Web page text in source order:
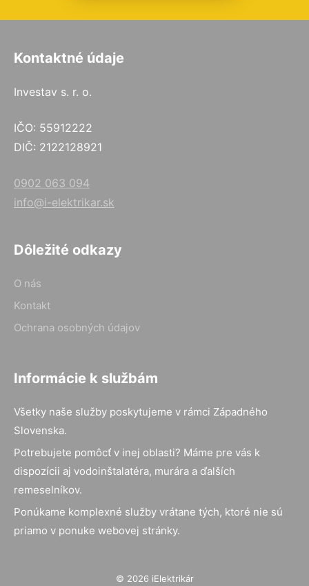
Kontaktné údaje
Investav s. r. o.
IČO: 55912222
DIČ: 2122128921
0902 063 094
info@i-elektrikar.sk
Dôležité odkazy
O nás
Kontakt
Ochrana osobných údajov
Informácie k službám
Všetky naše služby poskytujeme v rámci Západného
Slovenska.
Potrebujete pomôcť v inej oblasti? Máme pre vás k
dispozícii aj vodoinštalatéra, murára a ďalších
remeselníkov.
Ponúkame komplexné služby vrátane tých, ktoré nie sú
priamo v ponuke webovej stránky.
© 2026 iElektrikár